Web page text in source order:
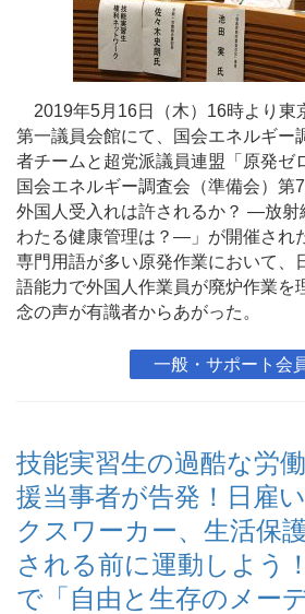
2019年5月16日（木）16時より東
第一議員会館にて、国会エネルギー
者チームと超党派議員連盟「原発ゼ
国会エネルギー調査会（準備会）第
外国人受入れは許されるか？ ―放射
わたる健康管理は？―」が開催され
専門用語が多い原発作業において、
語能力で外国人作業員が廃炉作業を
念の声が有識者からあがった。
一般・サポート会
技能実習生の過酷な労
援当事者が告発！日雇
クスワーカー、生活保
される前に運動しよう
で「自由と生存のメーデ